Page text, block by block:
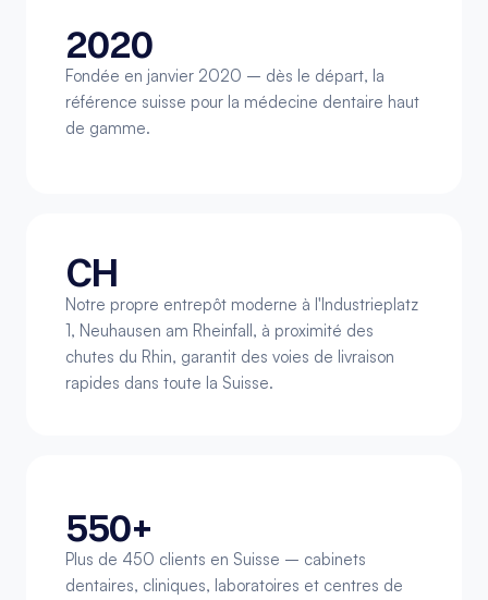
2020
Fondée en janvier 2020 – dès le départ, la
référence suisse pour la médecine dentaire haut
de gamme.
CH
Notre propre entrepôt moderne à l'Industrieplatz
1, Neuhausen am Rheinfall, à proximité des
chutes du Rhin, garantit des voies de livraison
rapides dans toute la Suisse.
550+
Plus de 450 clients en Suisse – cabinets
dentaires, cliniques, laboratoires et centres de